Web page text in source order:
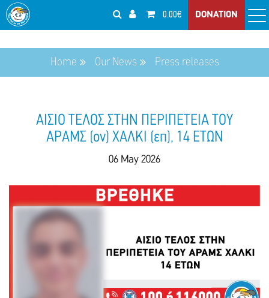
0.00€ DONATION
Home Our News Press releases
ΑΙΣΙΟ ΤΕΛΟΣ ΣΤΗΝ ΠΕΡΙΠΕΤΕΙΑ ΤΟΥ
ΑΡΑΜΣ (ον) ΧΑΛΚΙ (επ), 14 ΕΤΩΝ
06 May 2026